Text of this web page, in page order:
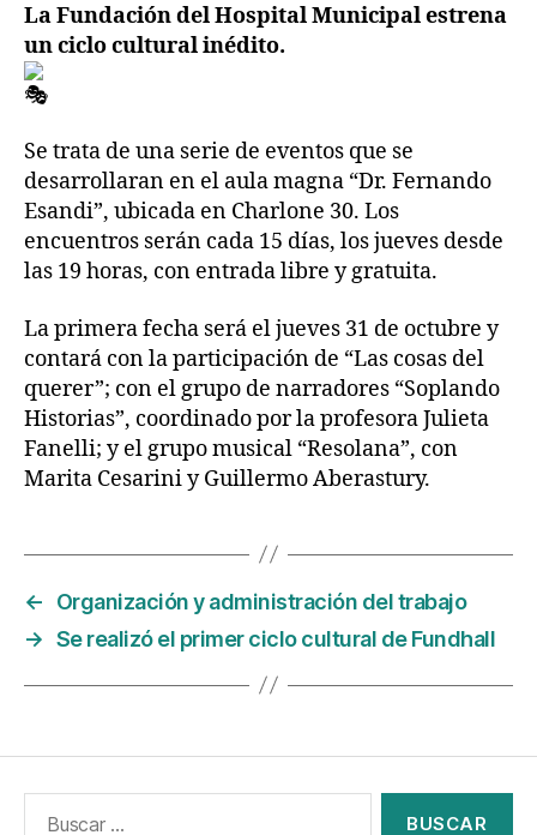
La Fundación del Hospital Municipal estrena
un ciclo cultural inédito.
Se trata de una serie de eventos que se
desarrollaran en el aula magna “Dr. Fernando
Esandi”, ubicada en Charlone 30. Los
encuentros serán cada 15 días, los jueves desde
las 19 horas, con entrada libre y gratuita.
La primera fecha será el jueves 31 de octubre y
contará con la participación de “Las cosas del
querer”; con el grupo de narradores “Soplando
Historias”, coordinado por la profesora Julieta
Fanelli; y el grupo musical “Resolana”, con
Marita Cesarini y Guillermo Aberastury.
←
Organización y administración del trabajo
→ Se realizó el primer ciclo cultural de Fundhall